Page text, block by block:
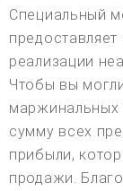
Специальный
реализации
Чтобы вы
маржинальных
сумму всех
прибыли,
продажи.